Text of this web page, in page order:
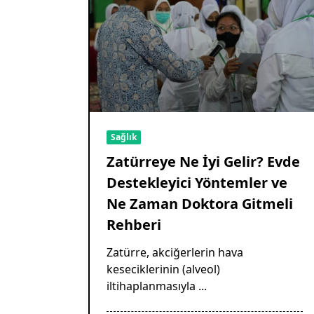
Sağlık
Zatürreye Ne İyi Gelir? Evde
Destekleyici Yöntemler ve
Ne Zaman Doktora Gitmeli
Rehberi
Zatürre, akciğerlerin hava
keseciklerinin (alveol)
iltihaplanmasıyla ...